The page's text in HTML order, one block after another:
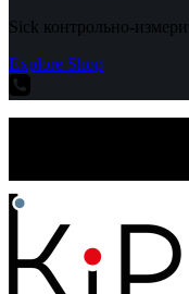
Sick контрольно-
Explore Shop